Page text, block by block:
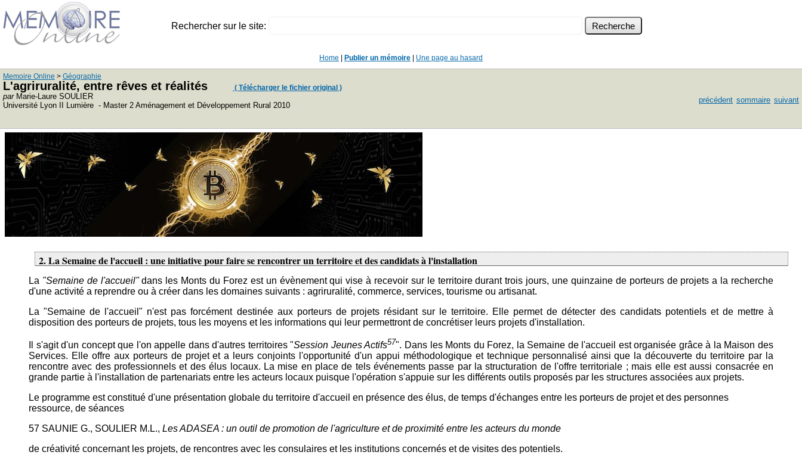
Rechercher sur le site:
Home Publier un mémoire Une page au hasard
Memoire Online > Géographie
L'agriruralité, entre rêves et réalités ( Télécharger le fichier original )
parMarie-Laure SOULIER
Université Lyon II Lumière - Master 2 Aménagement et Développement Rural 2010
précédent sommaire suivant
2. La Semaine de l'accueil : une initiative pour faire se rencontrer un territoire et des candidats à l'installation
La "Semaine de l'accueil"dans les Monts du Forez est un évènement qui vise à recevoir sur le territoire durant trois jours, une quinzaine de porteurs de projets a la recherche
d'une activité a reprendre ou à créer dans les domaines suivants : agriruralité, commerce, services, tourisme ou artisanat.
La "Semaine de l'accueil" n'est pas forcément destinée aux porteurs de projets résidant sur le territoire. Elle permet de détecter des candidats potentiels et de mettre à
disposition des porteurs de projets, tous les moyens et les informations qui leur permettront de concrétiser leurs projets d'installation.
Il s'agit d'un concept que l'on appelle dans d'autres territoires "Session Jeunes Actifs57". Dans les Monts du Forez, la Semaine de l'accueil est organisée grâce à la Maison des
Services. Elle offre aux porteurs de projet et a leurs conjoints l'opportunité d'un appui méthodologique et technique personnalisé ainsi que la découverte du territoire par la
rencontre avec des professionnels et des élus locaux. La mise en place de tels événements passe par la structuration de l'offre territoriale ; mais elle est aussi consacrée en
grande partie à l'installation de partenariats entre les acteurs locaux puisque l'opération s'appuie sur les différents outils proposés par les structures associées aux projets.
Le programme est constitué d'une présentation globale du territoire d'accueil en présence des élus, de temps d'échanges entre les porteurs de projet et des personnes
ressource, de séances
57 SAUNIE G., SOULIER M.L., Les ADASEA : un outil de promotion de l'agriculture et de proximité entre les acteurs du monde
de créativité concernant les projets, de rencontres avec les consulaires et les institutions concernés et de visites des potentiels.